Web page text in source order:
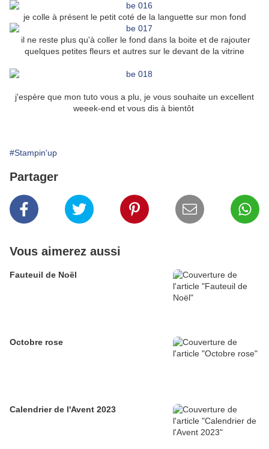
je colle à présent le petit coté de la languette sur mon fond
il ne reste plus qu'à coller le fond dans la boite et de rajouter
quelques petites fleurs et autres sur le devant de la vitrine
j'espère que mon tuto vous a plu, je vous souhaite un excellent
weeek-end et vous dis à bientôt
#Stampin'up
Partager
Vous aimerez aussi
Fauteuil de Noël
Octobre rose
Calendrier de l'Avent 2023